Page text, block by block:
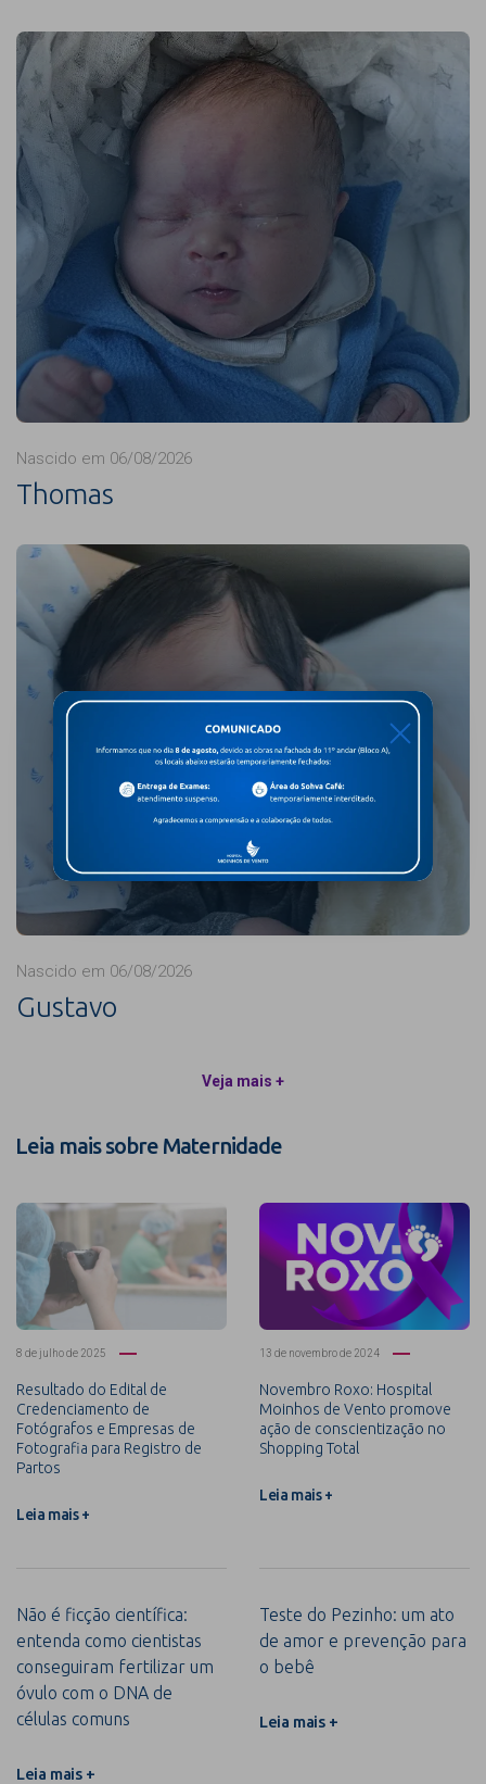
Nascido em 06/08/2026
Thomas
Nascido em 06/08/2026
Gustavo
Veja mais +
Leia mais sobre Maternidade
8 de julho de 2025
Resultado do Edital de
Credenciamento de
Fotógrafos e Empresas de
Fotografia para Registro de
Partos
Leia mais +
13 de novembro de 2024
Novembro Roxo: Hospital
Moinhos de Vento promove
ação de conscientização no
Shopping Total
Leia mais +
Não é ficção científica:
entenda como cientistas
conseguiram fertilizar um
óvulo com o DNA de
células comuns
Leia mais +
Teste do Pezinho: um ato
de amor e prevenção para
o bebê
Leia mais +
X